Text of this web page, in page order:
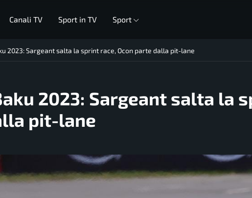
Canali TV Sport in TV Sport
2023: Sargeant salta la sprint race, Ocon parte dalla pit-lane
2023: Sargeant salta la
pit-lane